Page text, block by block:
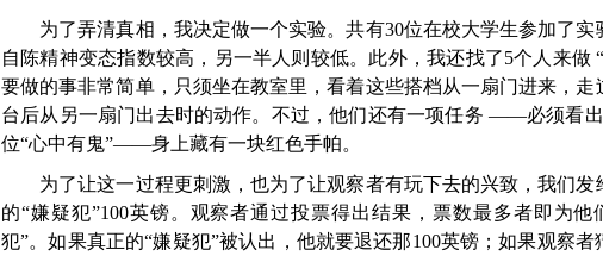
为了弄清真相，我决定做一个实验。共有30位在校大学生参加了实
自陈精神变态指数较高，另一半人则较低。此外，我还找了5个人来做
要做的事非常简单，只须坐在教室里，看着这些搭档从一扇门进来，走
台后从另一扇门出去时的动作。不过，他们还有一项任务 ——必须看
位“心中有鬼”——身上藏有一块红色手帕。
为了让这一过程更刺激，也为了让观察者有玩下去的兴致，我们发
的“嫌疑犯”100英镑。观察者通过投票得出结果，票数最多者即为他
犯”。如果真正的“嫌疑犯”被认出，他就要退还那100英镑；如果观察者